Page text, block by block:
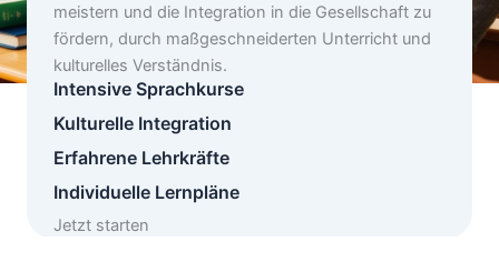
meistern und die Integration in die Gesellschaft zu
fördern, durch maßgeschneiderten Unterricht und
kulturelles Verständnis.
Intensive Sprachkurse
Kulturelle Integration
Erfahrene Lehrkräfte
Individuelle Lernpläne
Jetzt starten